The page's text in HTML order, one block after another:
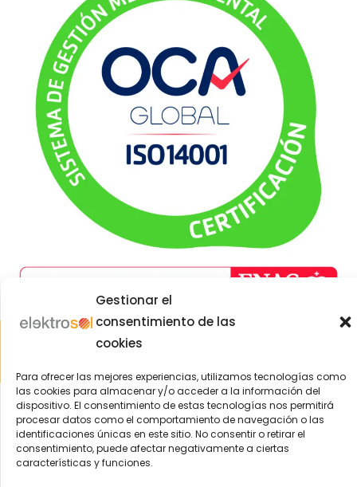
Gestionar el
consentimiento de las
cookies
Para ofrecer las mejores experiencias, utilizamos tecnologías como
las cookies para almacenar y/o acceder a la información del
dispositivo. El consentimiento de estas tecnologías nos permitirá
procesar datos como el comportamiento de navegación o las
identificaciones únicas en este sitio. No consentir o retirar el
consentimiento, puede afectar negativamente a ciertas
características y funciones.
Aviso Legal|Política de Privacidad
Política
| © 2004-2022 Elektrosol | ️Todos los derechos
reservados